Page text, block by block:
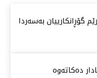
گۆڕانكارییان بەسەردا
دەكاتەوە